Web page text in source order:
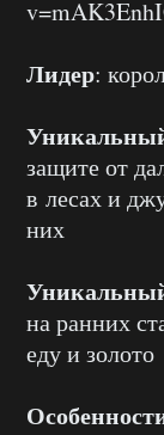
Лидер:
защите от
в лесах и
них
на ранних
еду и золото